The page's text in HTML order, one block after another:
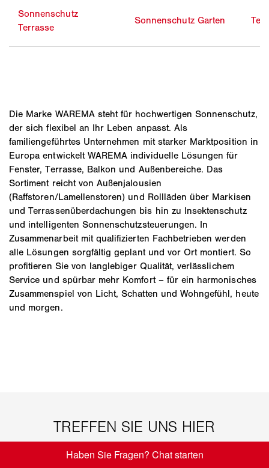
Sonnenschutz
Terrasse
Sonnenschutz Garten
Die Marke WAREMA steht für hochwertigen Sonnenschutz,
der sich flexibel an Ihr Leben anpasst. Als
familiengeführtes Unternehmen mit starker Marktposition in
Europa entwickelt WAREMA individuelle Lösungen für
Fenster, Terrasse, Balkon und Außenbereiche. Das
Sortiment reicht von Außenjalousien
(Raffstoren/Lamellenstoren) und Rollläden über Markisen
und Terrassenüberdachungen bis hin zu Insektenschutz
und intelligenten Sonnenschutzsteuerungen. In
Zusammenarbeit mit qualifizierten Fachbetrieben werden
alle Lösungen sorgfältig geplant und vor Ort montiert. So
profitieren Sie von langlebiger Qualität, verlässlichem
Service und spürbar mehr Komfort – für ein harmonisches
Zusammenspiel von Licht, Schatten und Wohngefühl, heute
und morgen.